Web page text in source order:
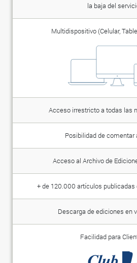
la baja del
Multidispositivo (Celular,
Acceso irrestricto a todas las
Posibilidad de comentar
Acceso al Archivo de
+ de 120.000 artículos publicadas
Descarga de ediciones en
Facilidad para